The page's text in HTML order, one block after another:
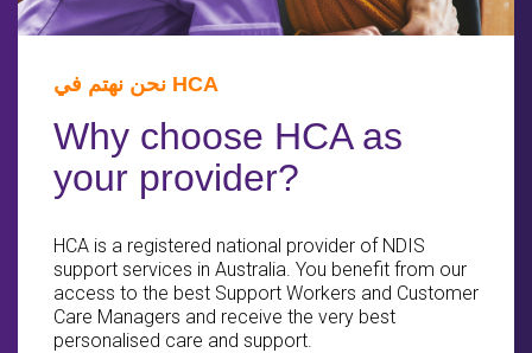
نحن نهتم في HCA
Why choose HCA as
your provider?
HCA is a registered national provider of NDIS
support services in Australia. You benefit from our
access to the best Support Workers and Customer
Care Managers and receive the very best
personalised care and support.